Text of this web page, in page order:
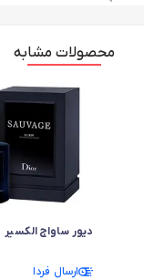
محصولات مشابه
دیور ساواج الکسیر
ارسال فردا